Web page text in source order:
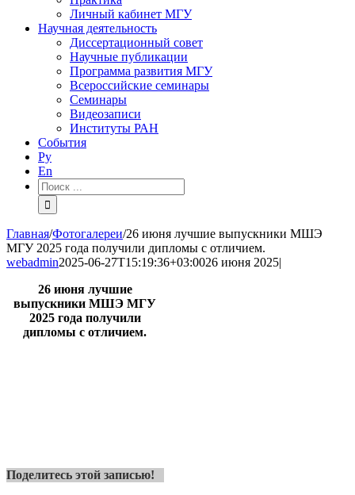
Личный кабинет МГУ
Научная деятельность
Диссертационный совет
Научные публикации
Программа развития МГУ
Всероссийские семинары
Семинары
Видеозаписи
Институты РАН
События
Ру
En
Результат
поиска:
Главная/Фотогалереи/26 июня лучшие выпускники МШЭ
МГУ 2025 года получили дипломы с отличием.
webadmin2025-06-27T15:19:36+03:0026 июня 2025|
26 июня лучшие
выпускники МШЭ МГУ
2025 года получили
дипломы с отличием.
Поделитесь этой записью!